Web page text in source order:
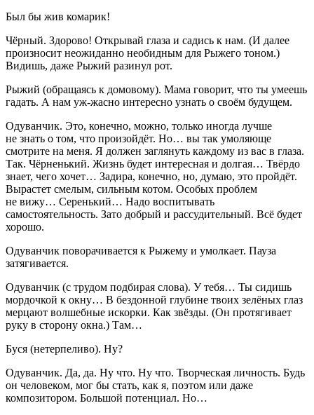
Был бы жив комарик!
Чёрный. Здорово! Открывай глаза и садись к нам. (И далее
произносит неожиданно необидным для Рыжего тоном.)
Видишь, даже Рыжий разинул рот.
Рыжий (обращаясь к домовому). Мама говорит, что ты умеешь
гадать. А нам уж-жасно интересно узнать о своём будущем.
Одуванчик. Это, конечно, можно, только иногда лучше
не знать о том, что произойдёт. Но… вы так умоляюще
смотрите на меня. Я должен заглянуть каждому из вас в глаза.
Так. Чёрненький. Жизнь будет интересная и долгая… Твёрдо
знает, чего хочет… Задира, конечно, но, думаю, это пройдёт.
Вырастет смелым, сильным котом. Особых проблем
не вижу… Серенький… Надо воспитывать
самостоятельность. Зато добрый и рассудительный. Всё будет
хорошо.
Одуванчик поворачивается к Рыжему и умолкает. Пауза
затягивается.
Одуванчик (с трудом подбирая слова). У тебя… Ты сидишь
мордочкой к окну… В бездонной глубине твоих зелёных глаз
мерцают волшебные искорки. Как звёзды. (Он протягивает
руку в сторону окна.) Там…
Буся (нетерпеливо). Ну?
Одуванчик. Да, да. Ну что. Ну что. Творческая личность. Будь
он человеком, мог бы стать, как я, поэтом или даже
композитором. Большой потенциал. Но…